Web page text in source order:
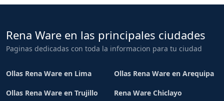
Rena Ware en las principales ciudades
Paginas dedicadas con toda la informacion para tu ciudad
Ollas Rena Ware en Lima Ollas Rena Ware en Arequipa
Ollas Rena Ware en Trujillo Rena Ware Chiclayo